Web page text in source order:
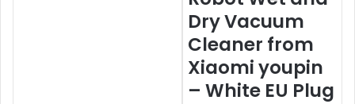
Dry Vacuum
Cleaner from
Xiaomi youpin
– White EU Plug